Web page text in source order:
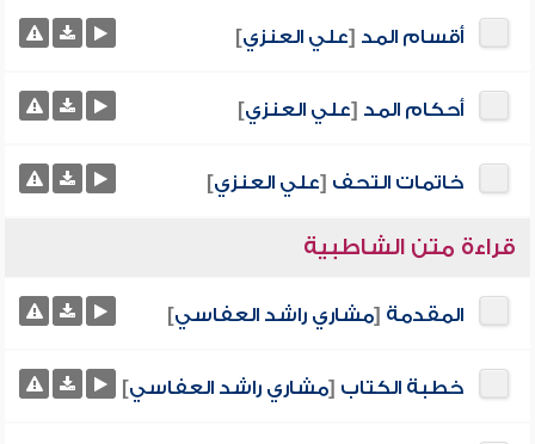
أقسام المد [علي العنزي]
أحكام المد [علي العنزي]
خاتمات التحف [علي العنزي]
قراءة متن الشاطبية
المقدمة [مشاري راشد العفاسي]
خطبة الكتاب [مشاري راشد العفاسي]